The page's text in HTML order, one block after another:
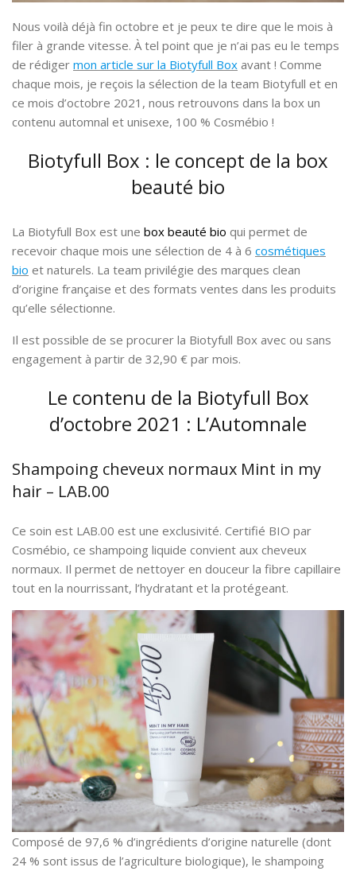
Nous voilà déjà fin octobre et je peux te dire que le mois à
filer à grande vitesse. À tel point que je n’ai pas eu le temps
de rédiger mon article sur la Biotyfull Box avant ! Comme
chaque mois, je reçois la sélection de la team Biotyfull et en
ce mois d’octobre 2021, nous retrouvons dans la box un
contenu automnal et unisexe, 100 % Cosmébio !
Biotyfull Box : le concept de la box
beauté bio
La Biotyfull Box est une box beauté bio qui permet de
recevoir chaque mois une sélection de 4 à 6 cosmétiques
bio et naturels. La team privilégie des marques clean
d’origine française et des formats ventes dans les produits
qu’elle sélectionne.
Il est possible de se procurer la Biotyfull Box avec ou sans
engagement à partir de 32,90 € par mois.
Le contenu de la Biotyfull Box
d’octobre 2021 : L’Automnale
Shampoing cheveux normaux Mint in my
hair – LAB.00
Ce soin est LAB.00 est une exclusivité. Certifié BIO par
Cosmébio, ce shampoing liquide convient aux cheveux
normaux. Il permet de nettoyer en douceur la fibre capillaire
tout en la nourrissant, l’hydratant et la protégeant.
Composé de 97,6 % d’ingrédients d’origine naturelle (dont
24 % sont issus de l’agriculture biologique), le shampoing